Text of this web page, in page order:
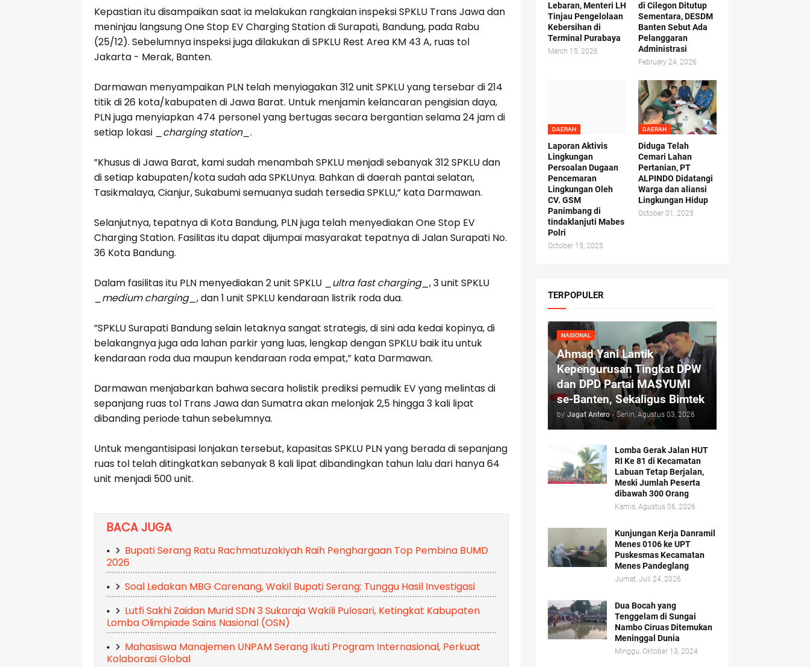
Kepastian itu disampaikan saat ia melakukan rangkaian inspeksi SPKLU Trans Jawa dan
meninjau langsung One Stop EV Charging Station di Surapati, Bandung, pada Rabu
(25/12). Sebelumnya inspeksi juga dilakukan di SPKLU Rest Area KM 43 A, ruas tol
Jakarta - Merak, Banten.
Darmawan menyampaikan PLN telah menyiagakan 312 unit SPKLU yang tersebar di 214
titik di 26 kota/kabupaten di Jawa Barat. Untuk menjamin kelancaran pengisian daya,
PLN juga menyiapkan 474 personel yang bertugas secara bergantian selama 24 jam di
setiap lokasi
charging station_ .
”Khusus di Jawa Barat, kami sudah menambah SPKLU menjadi sebanyak 312 SPKLU dan
di setiap kabupaten/kota sudah ada SPKLUnya. Bahkan di daerah pantai selatan,
Tasikmalaya, Cianjur, Sukabumi semuanya sudah tersedia SPKLU,” kata Darmawan.
Selanjutnya, tepatnya di Kota Bandung, PLN juga telah menyediakan One Stop EV
Charging Station. Fasilitas itu dapat dijumpai masyarakat tepatnya di Jalan Surapati No.
36 Kota Bandung.
Dalam fasilitas itu PLN menyediakan 2 unit SPKLU ultra fast charging_ , 3 unit SPKLU
medium charging_ , dan 1 unit SPKLU kendaraan listrik roda dua.
”SPKLU Surapati Bandung selain letaknya sangat strategis, di sini ada kedai kopinya, di
belakangnya juga ada lahan parkir yang luas, lengkap dengan SPKLU baik itu untuk
kendaraan roda dua maupun kendaraan roda empat,” kata Darmawan.
Darmawan menjabarkan bahwa secara holistik prediksi pemudik EV yang melintas di
sepanjang ruas tol Trans Jawa dan Sumatra akan melonjak 2,5 hingga 3 kali lipat
dibanding periode tahun sebelumnya.
Untuk mengantisipasi lonjakan tersebut, kapasitas SPKLU PLN yang berada di sepanjang
ruas tol telah ditingkatkan sebanyak 8 kali lipat dibandingkan tahun lalu dari hanya 64
unit menjadi 500 unit.
BACA JUGA
Bupati Serang Ratu Rachmatuzakiyah Raih Penghargaan Top Pembina BUMD
2026
Soal Ledakan MBG Carenang, Wakil Bupati Serang: Tunggu Hasil Investigasi
Lutfi Sakhi Zaidan Murid SDN 3 Sukaraja Wakili Pulosari, Ketingkat Kabupaten
Lomba Olimpiade Sains Nasional (OSN)
Mahasiswa Manajemen UNPAM Serang Ikuti Program Internasional, Perkuat
Kolaborasi Global
Lebaran, Menteri LH
Tinjau Pengelolaan
Kebersihan di
Terminal Purabaya
March 15, 2026
di Cilegon Ditutup
Sementara, DESDM
Banten Sebut Ada
Pelanggaran
Administrasi
February 24, 2026
DAERAH
Laporan Aktivis
Lingkungan
Persoalan Dugaan
Pencemaran
Lingkungan Oleh
CV. GSM
Panimbang di
tindaklanjuti Mabes
Polri
October 15, 2025
DAERAH
Diduga Telah
Cemari Lahan
Pertanian, PT
ALPINDO Didatangi
Warga dan aliansi
Lingkungan Hidup
October 01, 2025
TERPOPULER
NASIONAL
Ahmad Yani Lantik
Kepengurusan Tingkat DPW
dan DPD Partai MASYUMI
se-Banten, Sekaligus Bimtek
by Jagat Antero - Senin, Agustus 03, 2026
Lomba Gerak Jalan HUT
RI Ke 81 di Kecamatan
Labuan Tetap Berjalan,
Meski Jumlah Peserta
dibawah 300 Orang
Kamis, Agustus 06, 2026
Kunjungan Kerja Danramil
Menes 0106 ke UPT
Puskesmas Kecamatan
Menes Pandeglang
Jumat, Juli 24, 2026
Dua Bocah yang
Tenggelam di Sungai
Nambo Ciruas Ditemukan
Meninggal Dunia
Minggu, Oktober 13, 2024